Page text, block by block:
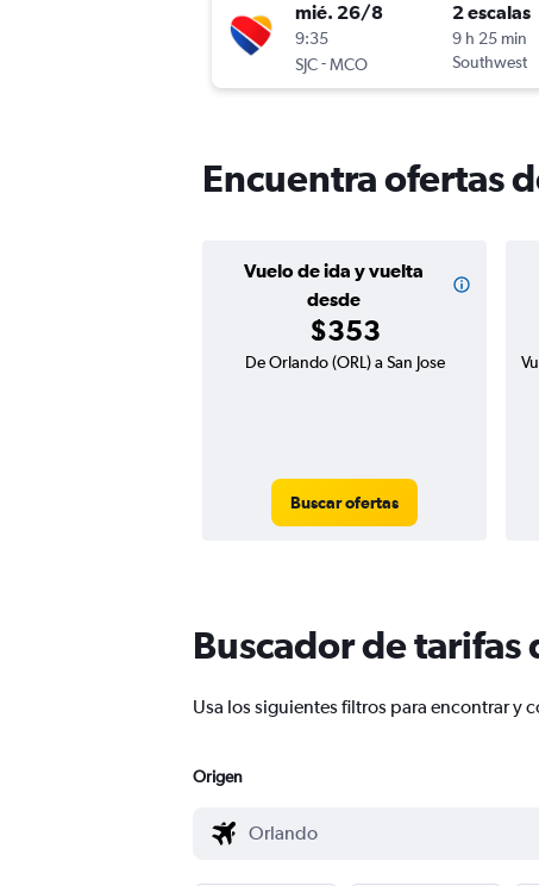
mié. 26/8
9:35
SJC-MCO
2 escalas
9 h 25 min
Southwest
Encuentra ofertas
Vuelo de ida y vuelta
desde
$353
De Orlando (ORL) a San Jose
Buscar ofertas
Buscador de
Usa los siguientes filtros para encontrar y
Origen